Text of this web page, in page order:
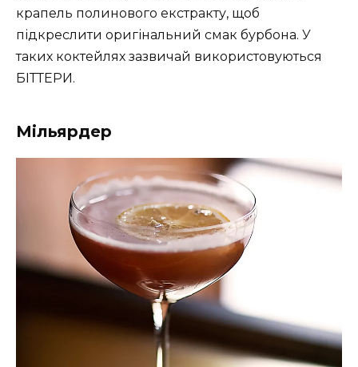
крапель полинового екстракту, щоб
підкреслити оригінальний смак бурбона. У
таких коктейлях зазвичай використовуються
БІТТЕРИ.
Мільярдер